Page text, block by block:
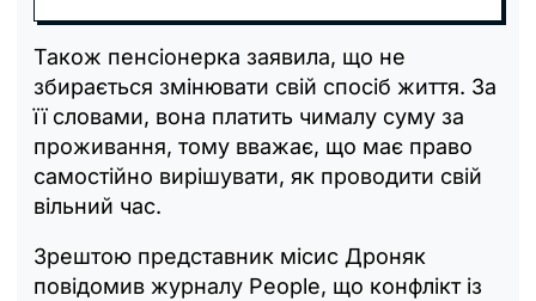
Також пенсіонерка заявила, що не
збирається змінювати свій спосіб життя. За
її словами, вона платить чималу суму за
проживання, тому вважає, що має право
самостійно вирішувати, як проводити свій
вільний час.
Зрештою представник місис Дроняк
повідомив журналу People, що конфлікт із